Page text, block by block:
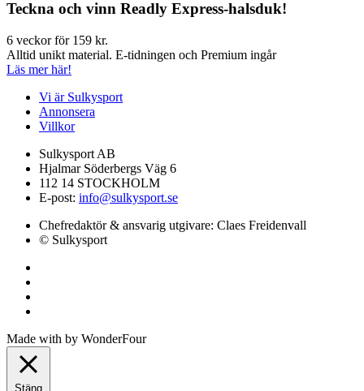
Teckna och vinn Readly Express-halsduk!
6 veckor för 159 kr.
Alltid unikt material. E-tidningen och Premium ingår
Läs mer här!
Vi är Sulkysport
Annonsera
Villkor
Sulkysport AB
Hjalmar Söderbergs Väg 6
112 14 STOCKHOLM
E-post: info@sulkysport.se
Chefredaktör & ansvarig utgivare: Claes Freidenvall
© Sulkysport
Made with by WonderFour
Stäng